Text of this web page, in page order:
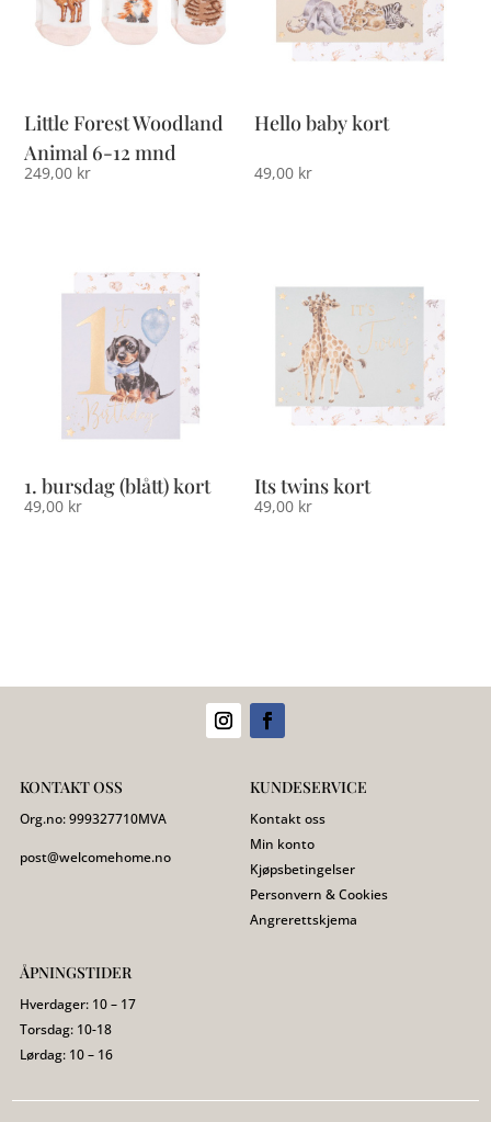
Little Forest Woodland
Animal 6-12 mnd
249,00 kr
Hello baby kort
49,00 kr
1. bursdag (blått) kort
49,00 kr
Its twins kort
49,00 kr
KONTAKT OSS
Org.no:999327710MVA
post@welcomehome.no
KUNDESERVICE
Kontakt oss
Min konto
Kjøpsbetingelser
Personvern & Cookies
Angrerettskjema
ÅPNINGSTIDER
Hverdager: 10 – 17
Torsdag: 10-18
Lørdag: 10 – 16